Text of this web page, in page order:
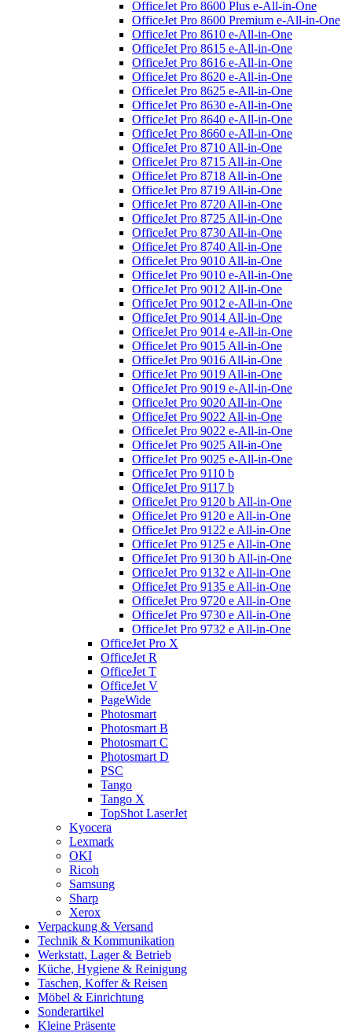
OfficeJet Pro 8600 Plus e-All-in-One
OfficeJet Pro 8600 Premium e-All-in-One
OfficeJet Pro 8610 e-All-in-One
OfficeJet Pro 8615 e-All-in-One
OfficeJet Pro 8616 e-All-in-One
OfficeJet Pro 8620 e-All-in-One
OfficeJet Pro 8625 e-All-in-One
OfficeJet Pro 8630 e-All-in-One
OfficeJet Pro 8640 e-All-in-One
OfficeJet Pro 8660 e-All-in-One
OfficeJet Pro 8710 All-in-One
OfficeJet Pro 8715 All-in-One
OfficeJet Pro 8718 All-in-One
OfficeJet Pro 8719 All-in-One
OfficeJet Pro 8720 All-in-One
OfficeJet Pro 8725 All-in-One
OfficeJet Pro 8730 All-in-One
OfficeJet Pro 8740 All-in-One
OfficeJet Pro 9010 All-in-One
OfficeJet Pro 9010 e-All-in-One
OfficeJet Pro 9012 All-in-One
OfficeJet Pro 9012 e-All-in-One
OfficeJet Pro 9014 All-in-One
OfficeJet Pro 9014 e-All-in-One
OfficeJet Pro 9015 All-in-One
OfficeJet Pro 9016 All-in-One
OfficeJet Pro 9019 All-in-One
OfficeJet Pro 9019 e-All-in-One
OfficeJet Pro 9020 All-in-One
OfficeJet Pro 9022 All-in-One
OfficeJet Pro 9022 e-All-in-One
OfficeJet Pro 9025 All-in-One
OfficeJet Pro 9025 e-All-in-One
OfficeJet Pro 9110 b
OfficeJet Pro 9117 b
OfficeJet Pro 9120 b All-in-One
OfficeJet Pro 9120 e All-in-One
OfficeJet Pro 9122 e All-in-One
OfficeJet Pro 9125 e All-in-One
OfficeJet Pro 9130 b All-in-One
OfficeJet Pro 9132 e All-in-One
OfficeJet Pro 9135 e All-in-One
OfficeJet Pro 9720 e All-in-One
OfficeJet Pro 9730 e All-in-One
OfficeJet Pro 9732 e All-in-One
OfficeJet Pro X
OfficeJet R
OfficeJet T
OfficeJet V
PageWide
Photosmart
Photosmart B
Photosmart C
Photosmart D
PSC
Tango
Tango X
TopShot LaserJet
Kyocera
Lexmark
OKI
Ricoh
Samsung
Sharp
Xerox
Verpackung & Versand
Technik & Kommunikation
Werkstatt, Lager & Betrieb
Küche, Hygiene & Reinigung
Taschen, Koffer & Reisen
Möbel & Einrichtung
Sonderartikel
Kleine Präsente